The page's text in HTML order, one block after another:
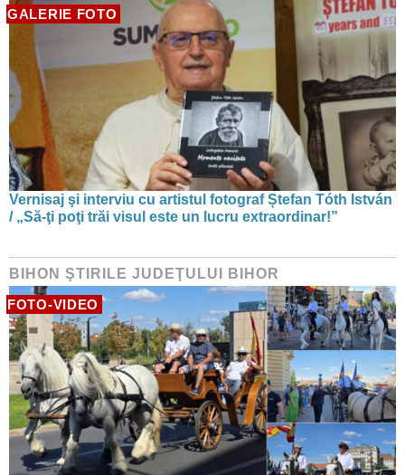
GALERIE FOTO
Vernisaj şi interviu cu artistul fotograf Ștefan Tóth István
/ „Să-ţi poţi trăi visul este un lucru extraordinar!”
BIHON ŞTIRILE JUDEŢULUI BIHOR
FOTO-VIDEO